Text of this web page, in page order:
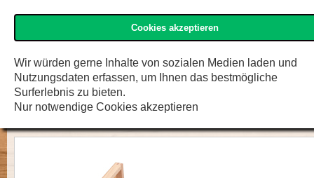
Cookies akzeptieren
Wir würden gerne Inhalte von sozialen Medien laden und
Nutzungsdaten erfassen, um Ihnen das bestmögliche
Surferlebnis zu bieten.
Nur notwendige Cookies akzeptieren
»Kirschen« Shop
Zur
Menü
Stechbeitelsatz, 1008 im
6-tlg.